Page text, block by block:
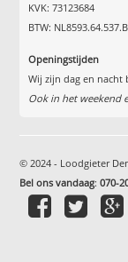
KVK: 73123684
BTW:
Openingstijden
Wij zijn dag en nacht
Ook in het weekend
© 2024 - Loodgieter
Bel ons vandaag:070-